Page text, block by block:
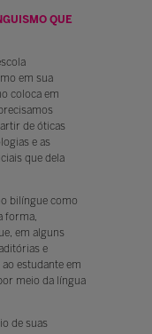
QUE
em sua
coloca em
de óticas
e as
que dela
bilíngue como
forma,
em alguns
e
estudante em
meio da língua
de suas